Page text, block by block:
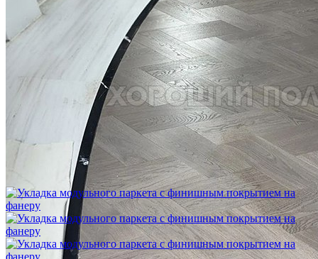
Укладка модульного паркета с мрамором и латунью